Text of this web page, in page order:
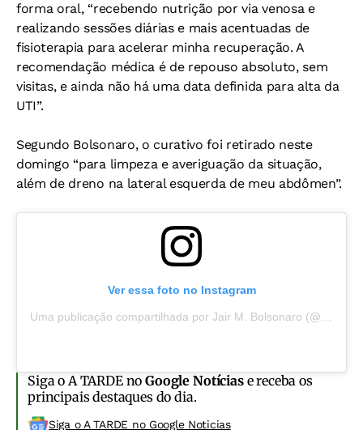
forma oral, “recebendo nutrição por via venosa e
realizando sessões diárias e mais acentuadas de
fisioterapia para acelerar minha recuperação. A
recomendação médica é de repouso absoluto, sem
visitas, e ainda não há uma data definida para alta da
UTI”.
Segundo Bolsonaro, o curativo foi retirado neste
domingo “para limpeza e averiguação da situação,
além de dreno na lateral esquerda de meu abdômen”.
Ver essa foto no Instagram
Uma publicação compartilhada por Jair M. Bolsonaro (@jairmessiasbolsonaro)
Siga o A TARDE noGoogle Notíciase receba os
principais destaques do dia.
Siga o A TARDE no Google Noticias